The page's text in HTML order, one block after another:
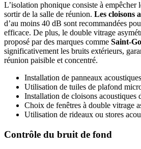
L’isolation phonique consiste à empêcher
sortir de la salle de réunion. Les cloisons
d’au moins 40 dB sont recommandées
efficace. De plus, le double vitrage
proposé par des marques comme Saint-
significativement les bruits extérieurs,
réunion paisible et concentré.
Installation de panneaux
Utilisation de tuiles de plafond
Installation de cloisons acoustiques
Choix de fenêtres à double vitrage
Utilisation de rideaux ou stores
Contrôle du bruit de fond